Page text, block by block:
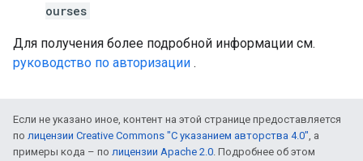
ourses
Для получения более подробной информации см.
руководство по авторизации .
Если не указано иное, контент на этой странице предоставляется
по лицензии Creative Commons "С указанием авторства 4.0", а
примеры кода – по лицензии Apache 2.0. Подробнее об этом